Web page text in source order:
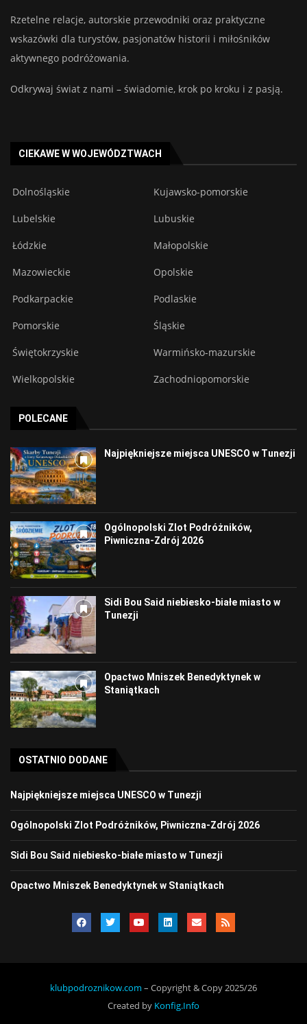
Rzetelne relacje, autorskie przewodniki oraz praktyczne
wskazówki dla turystów, pasjonatów historii i miłośników
aktywnego podróżowania.
Odkrywaj świat z nami – świadomie, krok po kroku i z pasją.
CIEKAWE W WOJEWÓDZTWACH
Dolnośląskie Kujawsko-pomorskie
Lubelskie Lubuskie
Łódzkie Małopolskie
Mazowieckie Opolskie
Podkarpackie Podlaskie
Pomorskie Śląskie
Świętokrzyskie Warmińsko-mazurskie
Wielkopolskie Zachodniopomorskie
POLECANE
Najpiękniejsze miejsca UNESCO w Tunezji
Ogólnopolski Zlot Podróżników,
Piwniczna-Zdrój 2026
Sidi Bou Said niebiesko-białe miasto w
Tunezji
Opactwo Mniszek Benedyktynek w
Staniątkach
OSTATNIO DODANE
Najpiękniejsze miejsca UNESCO w Tunezji
Ogólnopolski Zlot Podróżników, Piwniczna-Zdrój 2026
Sidi Bou Said niebiesko-białe miasto w Tunezji
Opactwo Mniszek Benedyktynek w Staniątkach
klubpodroznikow.com – Copyright & Copy 2025/26
Created by Konfig.Info